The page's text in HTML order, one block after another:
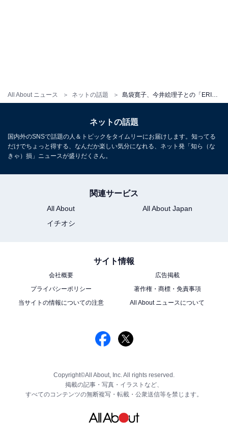
All About ニュース ネットの話題
ネットの話題
国内外のSNSで話題の人＆トピックをタイムリーにお届けします。知ってる
だけでちょっと得する、なんだか楽しい気分になれる、ネット発「知ら（な
きゃ）損」ニュースが盛りだくさん。
関連サービス
All About
All About Japan
イチオシ
サイト情報
会社概要
広告掲載
プライバシーポリシー
著作権・商標・免責事項
当サイトの情報についての注意
All About ニュースについて
Copyright©All About, Inc. All rights reserved.
掲載の記事・写真・イラストなど、
すべてのコンテンツの無断複写・転載・公衆送信等を禁じます。